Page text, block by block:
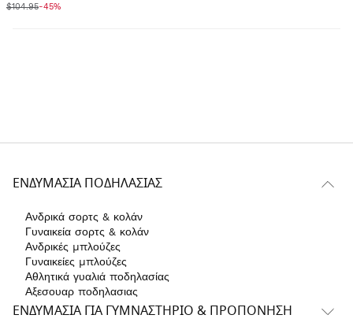
$104.95-45%
ΕΝΔΥΜΑΣΊΑ ΠΟΔΗΛΑΣΊΑΣ
Ανδρικά σορτς & κολάν
Γυναικεία σορτς & κολάν
Ανδρικές μπλούζες
Γυναικείες μπλούζες
Αθλητικά γυαλιά ποδηλασίας
Αξεσουαρ ποδηλασιας
ΕΝΔΥΜΑΣΊΑ ΓΙΑ ΓΥΜΝΑΣΤΉΡΙΟ & ΠΡΟΠΌΝΗΣΗ